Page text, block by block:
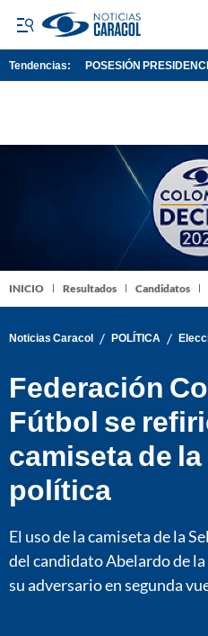
Tendencias: POSESIÓN
INICIO Resultados Candidatos
Noticias Caracol / POLÍTICA /
Federación
Fútbol se
camiseta de
política
El uso de la camiseta de la
del candidato Abelardo de
su adversario en segunda